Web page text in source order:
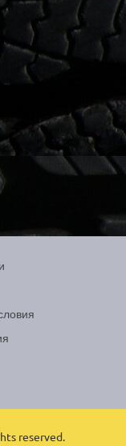
reserved.